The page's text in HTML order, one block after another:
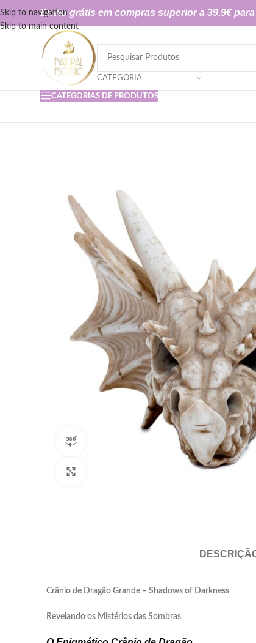
Skip to navigation
Skip to main content
Envio grátis em compras superior a 39.9€
CATEGORIA
CATEGORIAS DE PRODUTOS
Crânio de Dragão Grande – Shadows of Darkness
Revelando os Mistérios das Sombras